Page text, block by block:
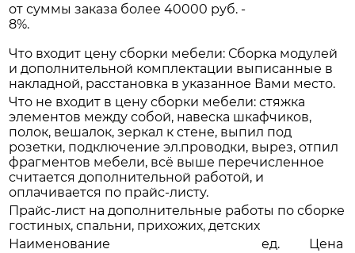
от суммы заказа более 40000 руб. -
8%.
Что входит цену сборки мебели: Сборка модулей
и дополнительной комплектации выписанные в
накладной, расстановка в указанное Вами место.
Что не входит в цену сборки мебели: стяжка
элементов между собой, навеска шкафчиков,
полок, вешалок, зеркал к стене, выпил под
розетки, подключение эл.проводки, вырез, отпил
фрагментов мебели, всё выше перечисленное
считается дополнительной работой, и
оплачивается по прайс-листу.
Прайс-лист на дополнительные работы по сборке
гостиных, спальни, прихожих, детских
Наименование
ед.
Цена